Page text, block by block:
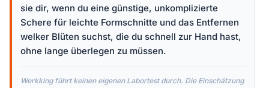
sie dir, wenn du eine günstige, unkomplizierte
Schere für leichte Formschnitte und das Entfernen
welker Blüten suchst, die du schnell zur Hand hast,
ohne lange überlegen zu müssen.
Werkking führt keinen eigenen Labortest durch. Die Einschätzung